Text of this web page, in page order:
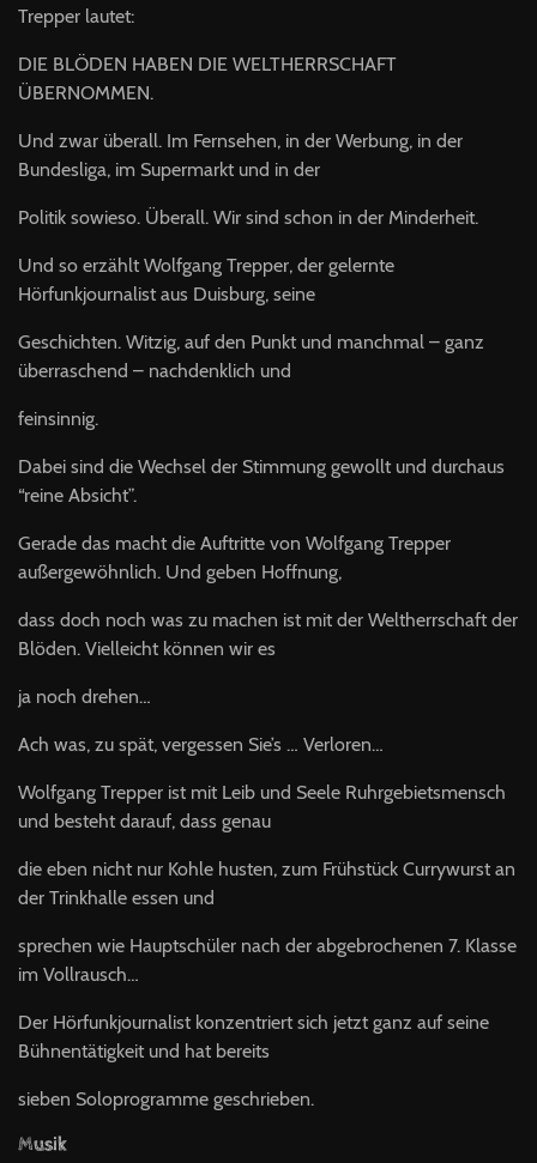
Trepper lautet:
DIE BLÖDEN HABEN DIE WELTHERRSCHAFT
ÜBERNOMMEN.
Und zwar überall. Im Fernsehen, in der Werbung, in der
Bundesliga, im Supermarkt und in der
Politik sowieso. Überall. Wir sind schon in der Minderheit.
Und so erzählt Wolfgang Trepper, der gelernte
Hörfunkjournalist aus Duisburg, seine
Geschichten. Witzig, auf den Punkt und manchmal – ganz
überraschend – nachdenklich und
feinsinnig.
Dabei sind die Wechsel der Stimmung gewollt und durchaus
“reine Absicht”.
Gerade das macht die Auftritte von Wolfgang Trepper
außergewöhnlich. Und geben Hoffnung,
dass doch noch was zu machen ist mit der Weltherrschaft der
Blöden. Vielleicht können wir es
ja noch drehen…
Ach was, zu spät, vergessen Sie’s … Verloren…
Wolfgang Trepper ist mit Leib und Seele Ruhrgebietsmensch
und besteht darauf, dass genau
die eben nicht nur Kohle husten, zum Frühstück Currywurst an
der Trinkhalle essen und
sprechen wie Hauptschüler nach der abgebrochenen 7. Klasse
im Vollrausch…
Der Hörfunkjournalist konzentriert sich jetzt ganz auf seine
Bühnentätigkeit und hat bereits
sieben Soloprogramme geschrieben.
Musik